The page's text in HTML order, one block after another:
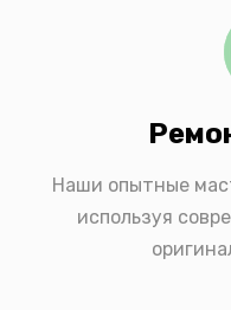
Наши опытные
используя